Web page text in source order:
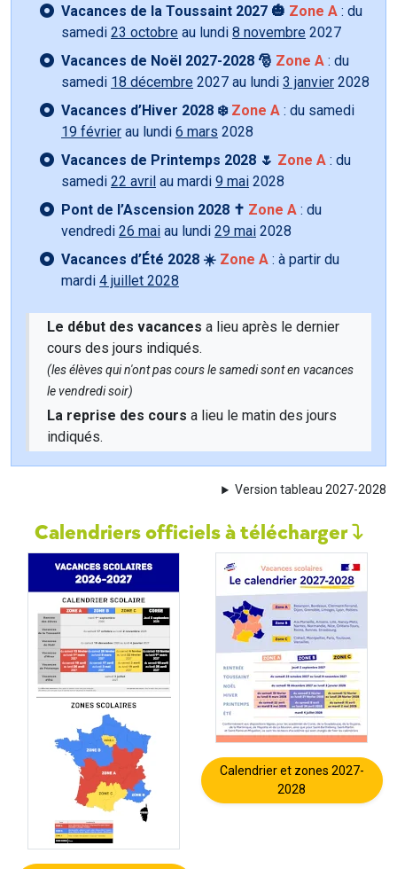
Vacances de la Toussaint 2027 🎃 Zone A : du
samedi 23 octobre au lundi 8 novembre 2027
Vacances de Noël 2027-2028 🎅 Zone A : du
samedi 18 décembre 2027 au lundi 3 janvier 2028
Vacances d’Hiver 2028 ❄️ Zone A : du samedi
19 février au lundi 6 mars 2028
Vacances de Printemps 2028 🌷 Zone A : du
samedi 22 avril au mardi 9 mai 2028
Pont de l’Ascension 2028 ✝️ Zone A : du
vendredi 26 mai au lundi 29 mai 2028
Vacances d’Été 2028 ☀️ Zone A : à partir du
mardi 4 juillet 2028
Le début des vacances a lieu après le dernier
cours des jours indiqués.
(les élèves qui n'ont pas cours le samedi sont en vacances
le vendredi soir)
La reprise des cours a lieu le matin des jours
indiqués.
Version tableau 2027-2028
Calendriers officiels à télécharger
Calendrier et zones 2027-
2028